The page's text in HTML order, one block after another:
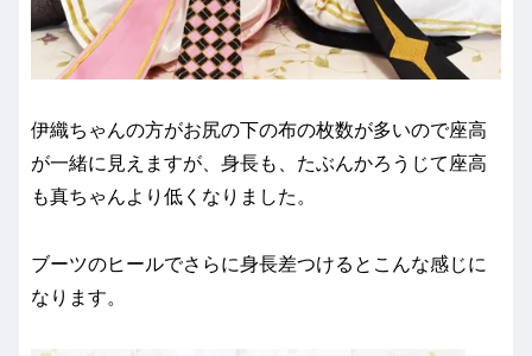
伊織ちゃんの方がお尻の下の布の枚数が多いので座高
が一緒に見えますが、身長も、たぶんかろうじて座高
も真ちゃんより低くなりました。
ブーツのヒールでさらに身長差つけるとこんな感じに
なります。